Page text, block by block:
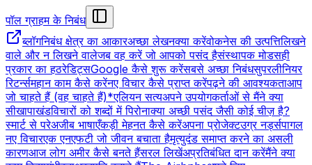
पॉल ग्राहम के निबंध
ब्लॉगनिबंध क्षेत्र का आकारअच्छा लेखनक्या करेंवोकनेस की उत्पत्तिलिखने
वाले और न लिखने वालेजब वह करें जो आपको पसंद हैसंस्थापक मोडसही
प्रकार का हठरेडिट्सGoogle कैसे शुरू करेंसबसे अच्छा निबंधसुपरलीनियर
रिटर्न्समहान काम कैसे करेंनए विचार कैसे प्राप्त करेंपढ़ने की आवश्यकताआप
जो चाहते हैं (वह चाहते हैं)*एलियन सत्यअपने उपयोगकर्ताओं से मैंने क्या
सीखापाखंडविचारों को शब्दों में पिरोनाक्या अच्छी पसंद जैसी कोई चीज़ है?
स्मार्ट से परेअजीब भाषाएँकड़ी मेहनत कैसे करेंअपना प्रोजेक्टउग्र नर्ड्सपागल
नए विचारएक एनएफटी जो जीवन बचाता हैमृत्युदंड समाप्त करने का असली
कारणआज लोग अमीर कैसे बनते हैंसरल लिखेंअप्रतिबंधित दान करेंमैंने क्या